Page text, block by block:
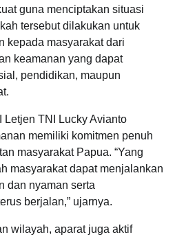
guna menciptakan situasi
tersebut dilakukan untuk
kepada masyarakat dari
keamanan yang dapat
pendidikan, maupun
Letjen TNI Lucky Avianto
memiliki komitmen penuh
masyarakat Papua. “Yang
masyarakat dapat menjalankan
dan nyaman serta
berjalan,” ujarnya.
wilayah, aparat juga aktif